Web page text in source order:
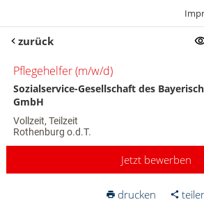
zurück
Pflegehelfer (m/w/d)
Sozialservice-Gesellschaft des
GmbH
Vollzeit, Teilzeit
Rothenburg o.d.T.
Jetzt bewerben
drucken